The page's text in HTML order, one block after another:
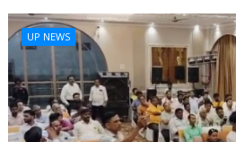
UP NEWS